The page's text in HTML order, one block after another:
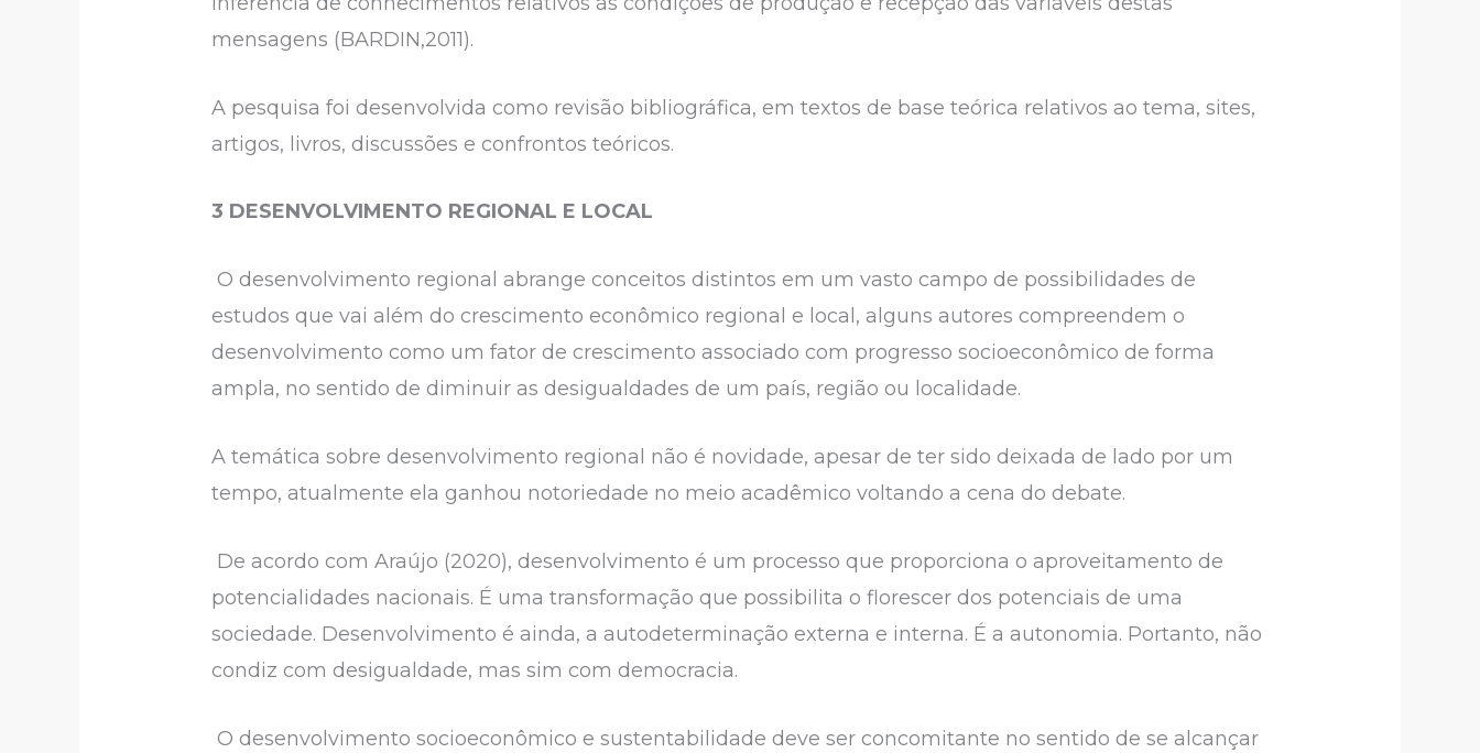
mensagens (BARDIN,2011).
A pesquisa foi desenvolvida como revisão bibliográfica, em textos de base teórica relativos ao tema, sites,
artigos, livros, discussões e confrontos teóricos.
3 DESENVOLVIMENTO REGIONAL E LOCAL
O desenvolvimento regional abrange conceitos distintos em um vasto campo de possibilidades de
estudos que vai além do crescimento econômico regional e local, alguns autores compreendem o
desenvolvimento como um fator de crescimento associado com progresso socioeconômico de forma
ampla, no sentido de diminuir as desigualdades de um país, região ou localidade.
A temática sobre desenvolvimento regional não é novidade, apesar de ter sido deixada de lado por um
tempo, atualmente ela ganhou notoriedade no meio acadêmico voltando a cena do debate.
De acordo com Araújo (2020), desenvolvimento é um processo que proporciona o aproveitamento de
potencialidades nacionais. É uma transformação que possibilita o florescer dos potenciais de uma
sociedade. Desenvolvimento é ainda, a autodeterminação externa e interna. É a autonomia. Portanto, não
condiz com desigualdade, mas sim com democracia.
O desenvolvimento socioeconômico e sustentabilidade deve ser concomitante no sentido de se alcançar